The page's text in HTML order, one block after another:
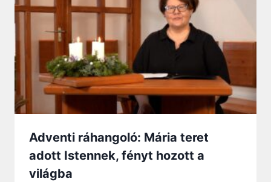
Adventi ráhangoló: Mária teret
adott Istennek, fényt hozott a
világba